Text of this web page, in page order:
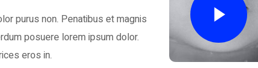
purus non. Penatibus et magnis
posuere lorem ipsum dolor.
eros in.